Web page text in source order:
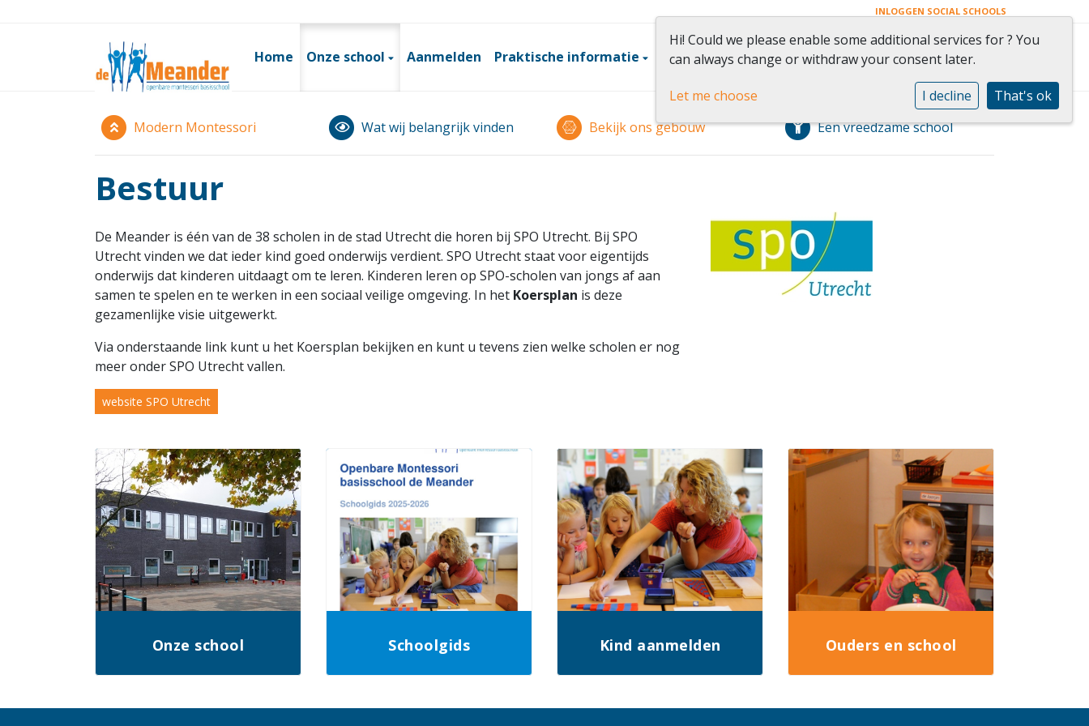
INLOGGEN SOCIAL SCHOOLS
Home Onze school Aanmelden Praktische informatie Betrokken ouders Contact
Modern Montessori Wat wij belangrijk vinden Bekijk ons gebouw Een vreedzame school
Bestuur
De Meander is één van de 38 scholen in de stad Utrecht die horen bij SPO Utrecht. Bij SPO
Utrecht vinden we dat ieder kind goed onderwijs verdient. SPO Utrecht staat voor eigentijds
onderwijs dat kinderen uitdaagt om te leren. Kinderen leren op SPO-scholen van jongs af aan
samen te spelen en te werken in een sociaal veilige omgeving. In het Koersplan is deze
gezamenlijke visie uitgewerkt.
Via onderstaande link kunt u het Koersplan bekijken en kunt u tevens zien welke scholen er nog
meer onder SPO Utrecht vallen.
website SPO Utrecht
Onze school Schoolgids Kind aanmelden Ouders en school
Hi! Could we please enable some additional services for? You
can always change or withdraw your consent later.
Let me choose I decline That's ok